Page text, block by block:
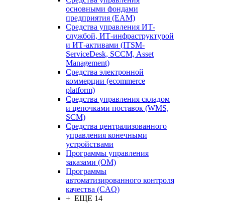
основными фондами
предприятия (EAM)
Средства управления ИТ-
службой, ИТ-инфраструктурой
и ИТ-активами (ITSM-
ServiceDesk, SCCM, Asset
Management)
Средства электронной
коммерции (ecommerce
platform)
Средства управления складом
и цепочками поставок (WMS,
SCM)
Средства централизованного
управления конечными
устройствами
Программы управления
заказами (OM)
Программы
автоматизированного контроля
качества (CAQ)
+ ЕЩЕ 14